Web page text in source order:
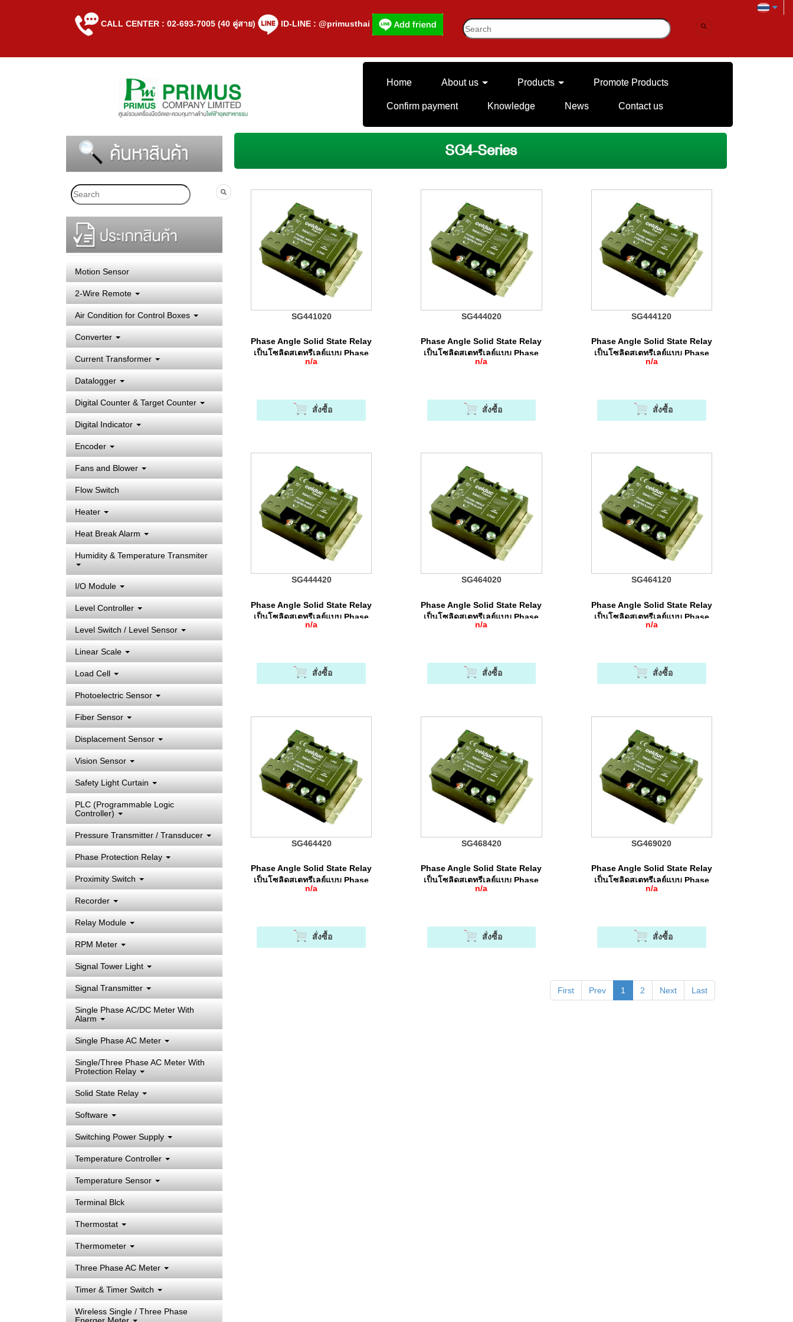
CALL CENTER : 02-693-7005 (40 คู่สาย) lD-LINE : @primusthai
Home About us Products Promote Products
Confirm payment Knowledge News Contact us
Motion Sensor
2-Wire Remote
Air Condition for Control Boxes
Converter
Current Transformer
Datalogger
Digital Counter & Target Counter
Digital Indicator
Encoder
Fans and Blower
Flow Switch
Heater
Heat Break Alarm
Humidity & Temperature Transmiter
I/O Module
Level Controller
Level Switch / Level Sensor
Linear Scale
Load Cell
Photoelectric Sensor
Fiber Sensor
Displacement Sensor
Vision Sensor
Safety Light Curtain
PLC (Programmable Logic
Controller)
Pressure Transmitter / Transducer
Phase Protection Relay
Proximity Switch
Recorder
Relay Module
RPM Meter
Signal Tower Light
Signal Transmitter
Single Phase AC/DC Meter With
Alarm
Single Phase AC Meter
Single/Three Phase AC Meter With
Protection Relay
Solid State Relay
Software
Switching Power Supply
Temperature Controller
Temperature Sensor
Terminal Blck
Thermostat
Thermometer
Three Phase AC Meter
Timer & Timer Switch
Wireless Single / Three Phase
SG4-Series
SG441020
Phase Angle Solid State Relay
เป็นโซลิดสเตทรีเลย์แบบ Phase
Angle Control
n/a
สั่งซื้อ
SG444020
Phase Angle Solid State Relay
เป็นโซลิดสเตทรีเลย์แบบ Phase
Angle Control
n/a
สั่งซื้อ
SG444120
Phase Angle Solid State Relay
เป็นโซลิดสเตทรีเลย์แบบ Phase
Angle Control
n/a
สั่งซื้อ
SG444420
Phase Angle Solid State Relay
เป็นโซลิดสเตทรีเลย์แบบ Phase
Angle Control
n/a
สั่งซื้อ
SG464020
Phase Angle Solid State Relay
เป็นโซลิดสเตทรีเลย์แบบ Phase
Angle Control
n/a
สั่งซื้อ
SG464120
Phase Angle Solid State Relay
เป็นโซลิดสเตทรีเลย์แบบ Phase
Angle Control
n/a
สั่งซื้อ
SG464420
Phase Angle Solid State Relay
เป็นโซลิดสเตทรีเลย์แบบ Phase
Angle Control
n/a
สั่งซื้อ
SG468420
Phase Angle Solid State Relay
เป็นโซลิดสเตทรีเลย์แบบ Phase
Angle Control
n/a
สั่งซื้อ
SG469020
Phase Angle Solid State Relay
เป็นโซลิดสเตทรีเลย์แบบ Phase
Angle Control
n/a
สั่งซื้อ
First Prev 1 2 Next Last